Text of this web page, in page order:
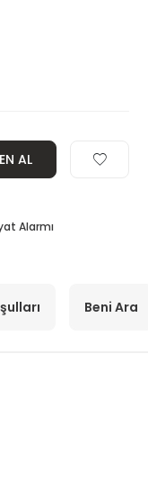
AL
Alarmı
Beni Ara